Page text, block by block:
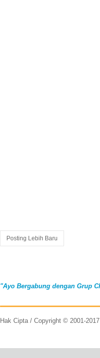
Posting Lebih Baru
"Ayo Bergabung dengan Grup
Hak Cipta / Copyright © 2001-